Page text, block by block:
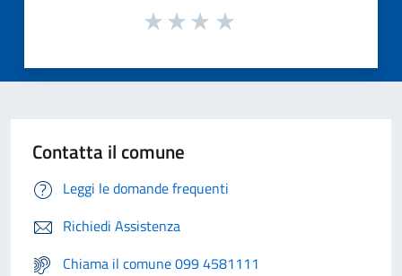
Contatta il comune
Leggi le domande frequenti
Richiedi Assistenza
Chiama il comune 099 4581111